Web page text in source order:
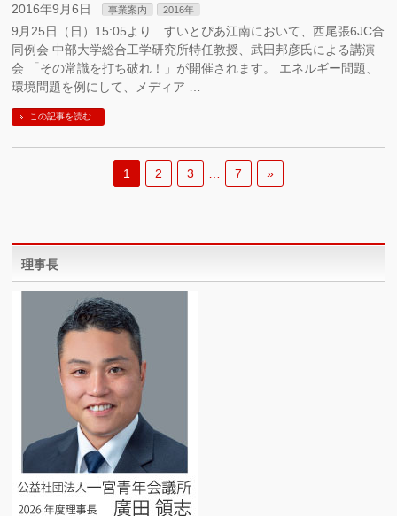
2016年9月6日 事業案内 2016年
9月25日（日）15:05より すいとぴあ江南において、西尾張6JC合
同例会 中部大学総合工学研究所特任教授、武田邦彦氏による講演
会 「その常識を打ち破れ！」が開催されます。 エネルギー問題、
環境問題を例にして、メディア …
この記事を読む
1 2 3 7 »
理事長